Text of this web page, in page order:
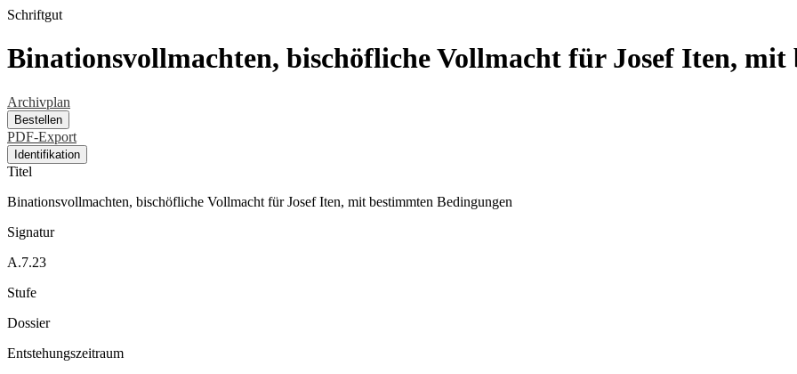
Schriftgut
Binationsvollmachten, bischöfliche Vollmacht für Josef Iten, mit
Archivplan
Bestellen
PDF-Export
Identifikation
Titel
Binationsvollmachten, bischöfliche Vollmacht für Josef Iten, mit bestimmten Bedingungen
Signatur
A.7.23
Stufe
Dossier
Entstehungszeitraum